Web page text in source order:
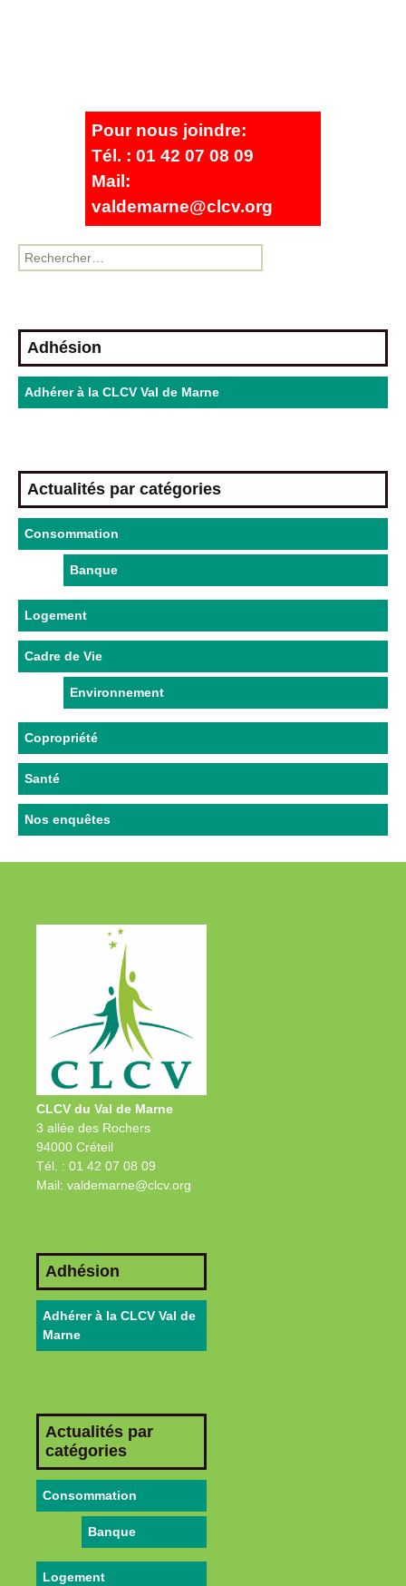
Pour nous joindre:
Tél. : 01 42 07 08 09
Mail:
valdemarne@clcv.org
Adhésion
Adhérer à la CLCV Val de Marne
Actualités par catégories
Consommation
Banque
Logement
Cadre de Vie
Environnement
Copropriété
Santé
Nos enquêtes
CLCV du Val de Marne
3 allée des Rochers
94000 Créteil
Tél. : 01 42 07 08 09
Mail: valdemarne@clcv.org
Adhésion
Adhérer à la CLCV Val de
Marne
Actualités par
catégories
Consommation
Banque
Logement